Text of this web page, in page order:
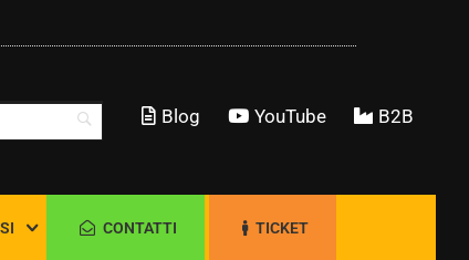
B2B
YouTube
Blog
CONTATTI TICKET